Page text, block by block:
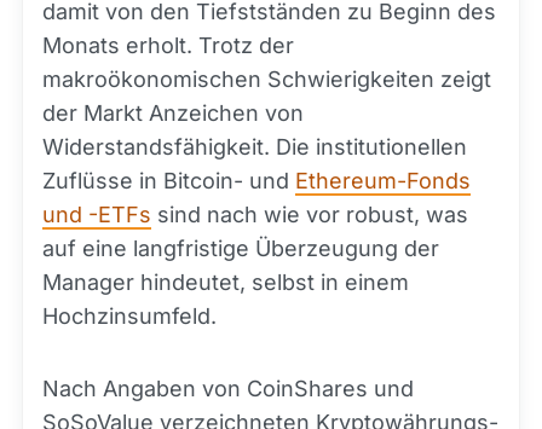
damit von den Tiefstständen zu Beginn des
Monats erholt. Trotz der
makroökonomischen Schwierigkeiten zeigt
der Markt Anzeichen von
Widerstandsfähigkeit. Die institutionellen
Zuflüsse in Bitcoin- und Ethereum-Fonds
und -ETFs sind nach wie vor robust, was
auf eine langfristige Überzeugung der
Manager hindeutet, selbst in einem
Hochzinsumfeld.
Nach Angaben von CoinShares und
SoSoValue verzeichneten Kryptowährungs-